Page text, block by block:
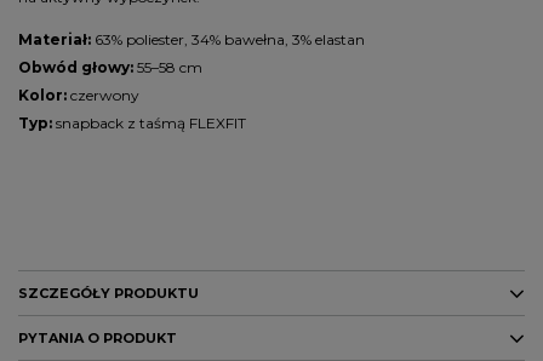
Materiał: 63% poliester, 34% bawełna, 3% elastan
Obwód głowy: 55–58 cm
Kolor: czerwony
Typ: snapback z taśmą FLEXFIT
SZCZEGÓŁY PRODUKTU
Marka PITBULL
PYTANIA O PRODUKT